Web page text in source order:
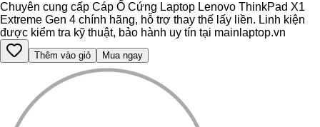
Chuyên cung cấp Cáp Ổ Cứng Laptop Lenovo ThinkPad X1
Extreme Gen 4 chính hãng, hỗ trợ thay thế lấy liền. Linh kiện
được kiểm tra kỹ thuật, bảo hành uy tín tại mainlaptop.vn
Thêm vào giỏ Mua ngay